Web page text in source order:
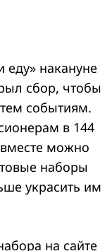
еду» накануне
сбор, чтобы
событиям.
в 144
можно
наборы
украсить им
на сайте